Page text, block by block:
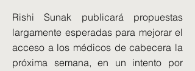
Rishi Sunak publicará propuestas
largamente esperadas para mejorar el
acceso a los médicos de cabecera la
próxima semana, en un intento por